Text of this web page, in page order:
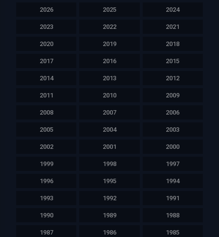
2026 2025 2024
2023 2022 2021
2020 2019 2018
2017 2016 2015
2014 2013 2012
2011 2010 2009
2008 2007 2006
2005 2004 2003
2002 2001 2000
1999 1998 1997
1996 1995 1994
1993 1992 1991
1990 1989 1988
1987 1986 1985